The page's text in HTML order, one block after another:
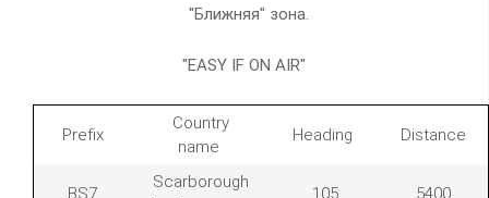
"Ближняя" зона.
"EASY IF ON AIR"
Prefix
Country
name
Heading Distance
BS7
Scarborough
105 5400